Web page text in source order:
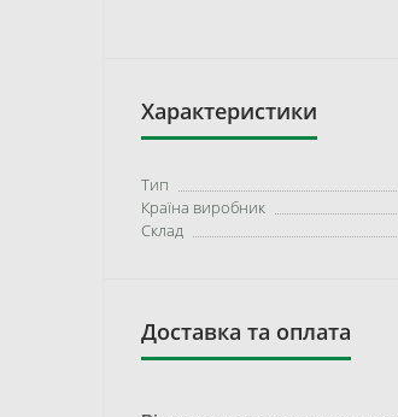
Характеристики
Тип
Країна виробник
Склад
Доставка та оплата